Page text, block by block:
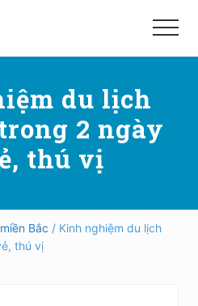
Menu
du lịch
2 ngày
thú vị
Bắc / Kinh nghiệm du lịch
thú vị